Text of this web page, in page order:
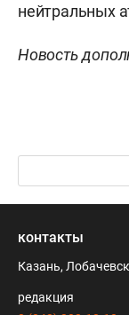
нейтральных
Новость
контакты
Казань,
редакция